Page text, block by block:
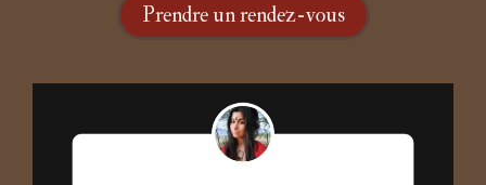
Prendre un rendez-vous